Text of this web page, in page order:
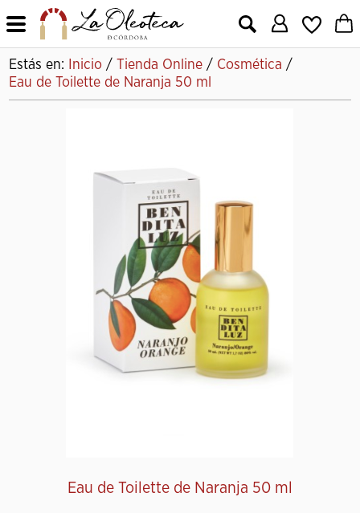
X
Estás en: Inicio / Tienda Online / Cosmética /
Eau de Toilette de Naranja 50 ml
Eau de Toilette de Naranja 50 ml